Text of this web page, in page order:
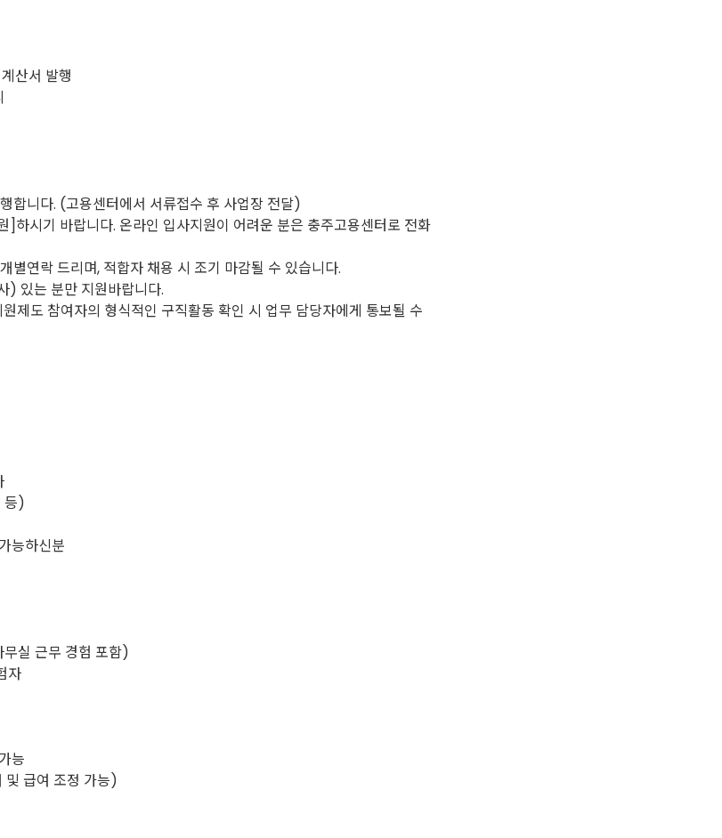
산서 발행
합니다. (고용센터에서 서류접수 후 사업장 전달)
하시기 바랍니다. 온라인 입사지원이 어려운 분은 충주고용센터로 전화
별연락 드리며, 적합자 채용 시 조기 마감될 수 있습니다.
) 있는 분만 지원바랍니다.
제도 참여자의 형식적인 구직활동 확인 시 업무 담당자에게 통보될 수
등)
능하신분
실 근무 경험 포함)
자
능
급여 조정 가능)